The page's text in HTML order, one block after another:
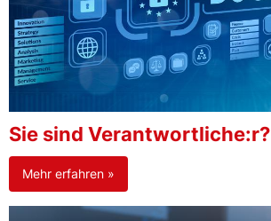
Sie sind Verantwortliche:r?
Mehr erfahren »